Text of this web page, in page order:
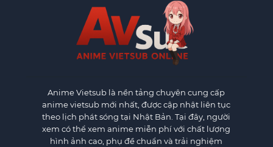
Anime Vietsub là nền tảng chuyên cung cấp
anime vietsub mới nhất, được cập nhật liên tục
theo lịch phát sóng tại Nhật Bản. Tại đây, người
xem có thể xem anime miễn phí với chất lượng
hình ảnh cao, phụ đề chuẩn và trải nghiệm